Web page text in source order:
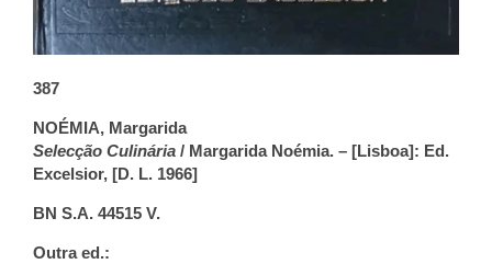
387
NOÉMIA, Margarida
Selecção Culinária / Margarida Noémia. – [Lisboa]: Ed.
Excelsior, [D. L. 1966]
BN S.A. 44515 V.
Outra ed.: